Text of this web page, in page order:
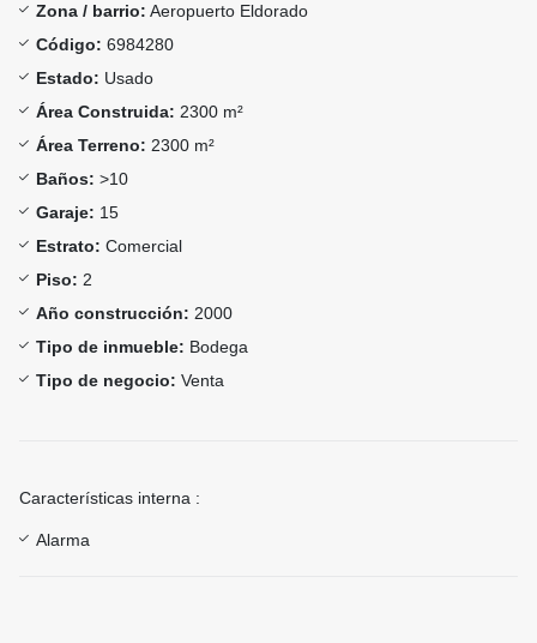
Zona / barrio: Aeropuerto Eldorado
Código: 6984280
Estado: Usado
Área Construida: 2300 m²
Área Terreno: 2300 m²
Baños: >10
Garaje: 15
Estrato: Comercial
Piso: 2
Año construcción: 2000
Tipo de inmueble: Bodega
Tipo de negocio: Venta
Características interna :
Alarma